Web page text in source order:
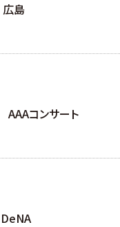
広島
コンサート
DeNA